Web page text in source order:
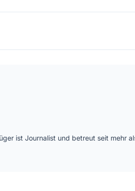
ist Journalist und betreut seit mehr